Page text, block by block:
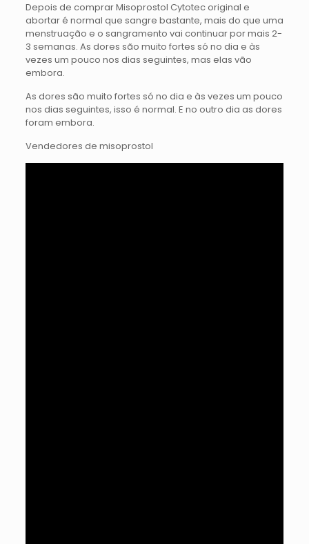
Depois de comprar Misoprostol Cytotec original e
abortar é normal que sangre bastante, mais do que uma
menstruação e o sangramento vai continuar por mais 2-
3 semanas. As dores são muito fortes só no dia e às
vezes um pouco nos dias seguintes, mas elas vão
embora.
As dores são muito fortes só no dia e às vezes um pouco
nos dias seguintes, isso é normal. E no outro dia as dores
foram embora.
Vendedores de misoprostol